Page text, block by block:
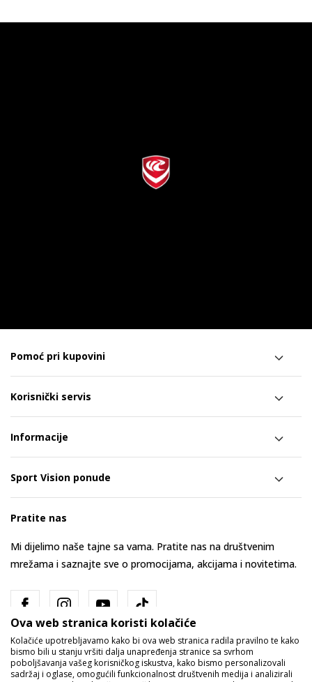
Pomoć pri kupovini
Korisnički servis
Informacije
Sport Vision ponude
Pratite nas
Mi dijelimo naše tajne sa vama. Pratite nas na društvenim
mrežama i saznajte sve o promocijama, akcijama i novitetima.
Ova web stranica koristi kolačiće
Kolačiće upotrebljavamo kako bi ova web stranica radila pravilno te kako
bismo bili u stanju vršiti dalja unapređenja stranice sa svrhom
poboljšavanja vašeg korisničkog iskustva, kako bismo personalizovali
sadržaj i oglase, omogućili funkcionalnost društvenih medija i analizirali